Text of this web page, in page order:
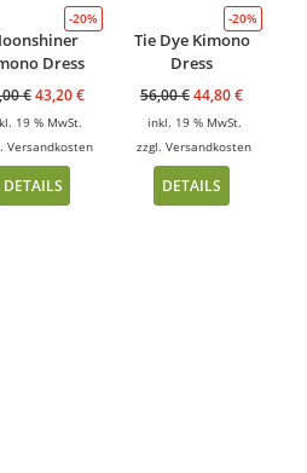
-20%
Dress
€ 43,20€
19 % MwSt.
Versandkosten
DETAILS
-20%
Tie Dye Kimono
Dress
56,00€44,80€
inkl. 19 % MwSt.
zzgl.Versandkosten
DETAILS